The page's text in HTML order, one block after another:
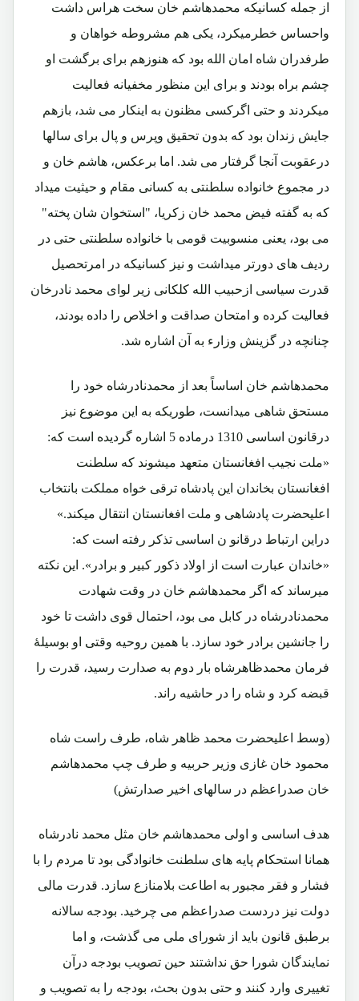
از جمله کسانیکه محمدهاشم خان سخت هراس داشت
واحساس خطرمیکرد، یکی هم مشروطه خواهان و
طرفدران شاه امان الله بود که هنوزهم برای برگشت او
چشم براه بودند و برای این منظور مخفیانه فعالیت
میکردند و حتی اگرکسی مظنون به اینکار می شد، بازهم
جایش زندان بود که بدون تحقیق وپرس و پال برای سالها
درعقوبت آنجا گرفتار می شد. اما برعکس، هاشم خان و
در مجموع خانواده سلطنتی به کسانی مقام و حیثیت میداد
که به گفته فیض محمد خان زکریا، "استخوان شان پخته"
می بود، یعنی منسوبیت قومی با خانواده سلطنتی حتی در
ردیف های دورتر میداشت و نیز کسانیکه در امرتحصیل
قدرت سیاسی ازحبیب الله کلکانی زیر لوای محمد نادرخان
فعالیت کرده و امتحان صداقت و اخلاص را داده بودند،
چنانچه در گزینش وزارء به آن اشاره شد.
محمدهاشم خان اساساً بعد از محمدنادرشاه خود را
مستحق شاهی میدانست، طوریکه به این موضوع نیز
درقانون اساسی 1310 درماده 5 اشاره گردیده است که:
«ملت نجیب افغانستان متعهد میشوند که سلطنت
افغانستان بخاندان این پادشاه ترقی خواه مملکت بانتخاب
اعلیحضرت پادشاهی و ملت افغانستان انتقال میکند.»
دراین ارتباط درقانو ن اساسی تذکر رفته است که:
«خاندان عبارت است از اولاد ذکور کبیر و برادر». این نکته
میرساند که اگر محمدهاشم خان در وقت شهادت
محمدنادرشاه در کابل می بود، احتمال قوی داشت تا خود
را جانشین برادر خود سازد. با همین روحیه وقتی او بوسیلۀ
فرمان محمدظاهرشاه بار دوم به صدارت رسید، قدرت را
قبضه کرد و شاه را در حاشیه راند.
(وسط اعلیحضرت محمد ظاهر شاه، طرف راست شاه
محمود خان غازی وزیر حربیه و طرف چپ محمدهاشم
خان صدراعظم در سالهای اخیر صدارتش)
هدف اساسی و اولی محمدهاشم خان مثل محمد نادرشاه
همانا استحکام پایه های سلطنت خانوادگی بود تا مردم را با
فشار و فقر مجبور به اطاعت بلامنازع سازد. قدرت مالی
دولت نیز دردست صدراعظم می چرخید. بودجه سالانه
برطبق قانون باید از شورای ملی می گذشت، و اما
نمایندگان شورا حق نداشتند حین تصویب بودجه درآن
تغییری وارد کنند و حتی بدون بحث، بودجه را به تصویب و